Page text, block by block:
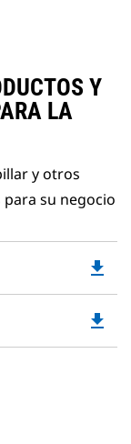
Y
LA
y otros
su negocio
a
file_download
file_download